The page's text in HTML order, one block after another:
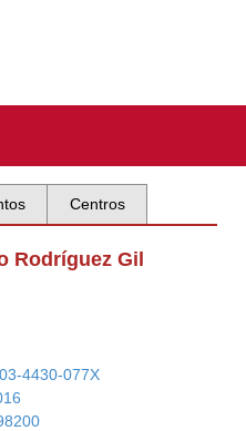
Centros
Rodríguez Gil
4430-077X